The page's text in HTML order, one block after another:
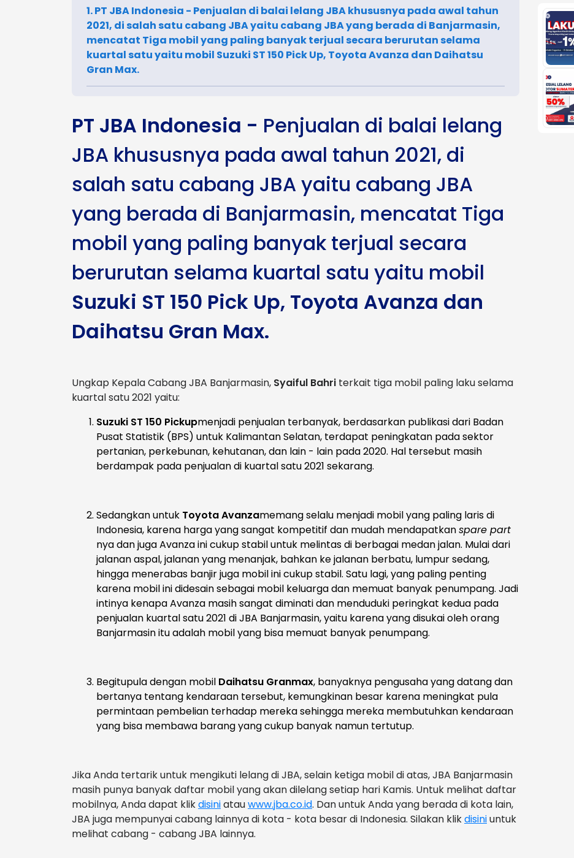
1. PT JBA Indonesia - Penjualan di balai lelang JBA khususnya pada awal tahun
2021, di salah satu cabang JBA yaitu cabang JBA yang berada di Banjarmasin,
mencatat Tiga mobil yang paling banyak terjual secara berurutan selama
kuartal satu yaitu mobil Suzuki ST 150 Pick Up, Toyota Avanza dan Daihatsu
Gran Max.
PT JBA Indonesia - Penjualan di balai lelang
JBA khususnya pada awal tahun 2021, di
salah satu cabang JBA yaitu cabang JBA
yang berada di Banjarmasin, mencatat Tiga
mobil yang paling banyak terjual secara
berurutan selama kuartal satu yaitu mobil
Suzuki ST 150 Pick Up, Toyota Avanza dan
Daihatsu Gran Max.
Ungkap Kepala Cabang JBA Banjarmasin, Syaiful Bahri terkait tiga mobil paling laku selama
kuartal satu 2021 yaitu:
Suzuki ST 150 Pickupmenjadi penjualan terbanyak, berdasarkan publikasi dari Badan
Pusat Statistik (BPS) untuk Kalimantan Selatan, terdapat peningkatan pada sektor
pertanian, perkebunan, kehutanan, dan lain - lain pada 2020. Hal tersebut masih
berdampak pada penjualan di kuartal satu 2021 sekarang.
Sedangkan untuk Toyota Avanzamemang selalu menjadi mobil yang paling laris di
Indonesia, karena harga yang sangat kompetitif dan mudah mendapatkanspare part
nya dan juga Avanza ini cukup stabil untuk melintas di berbagai medan jalan. Mulai dari
jalanan aspal, jalanan yang menanjak, bahkan ke jalanan berbatu, lumpur sedang,
hingga menerabas banjir juga mobil ini cukup stabil. Satu lagi, yang paling penting
karena mobil ini didesain sebagai mobil keluarga dan memuat banyak penumpang. Jadi
intinya kenapa Avanza masih sangat diminati dan menduduki peringkat kedua pada
penjualan kuartal satu 2021 di JBA Banjarmasin, yaitu karena yang disukai oleh orang
Banjarmasin itu adalah mobil yang bisa memuat banyak penumpang.
Begitupula dengan mobil Daihatsu Granmax, banyaknya pengusaha yang datang dan
bertanya tentang kendaraan tersebut, kemungkinan besar karena meningkat pula
permintaan pembelian terhadap mereka sehingga mereka membutuhkan kendaraan
yang bisa membawa barang yang cukup banyak namun tertutup.
Jika Anda tertarik untuk mengikuti lelang di JBA, selain ketiga mobil di atas, JBA Banjarmasin
masih punya banyak daftar mobil yang akan dilelang setiap hari Kamis. Untuk melihat daftar
mobilnya, Anda dapat klikdisiniatauwww.jba.co.id. Dan untuk Anda yang berada di kota lain,
JBA juga mempunyai cabang lainnya di kota - kota besar di Indonesia. Silakan klikdisiniuntuk
melihat cabang - cabang JBA lainnya.